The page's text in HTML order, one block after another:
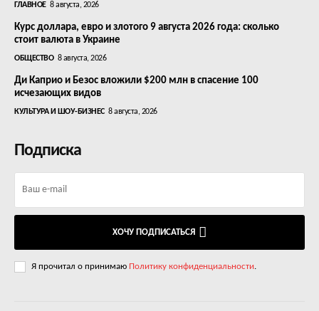
ГЛАВНОЕ 8 августа, 2026
Курс доллара, евро и злотого 9 августа 2026 года: сколько
стоит валюта в Украине
ОБЩЕСТВО 8 августа, 2026
Ди Каприо и Безос вложили $200 млн в спасение 100
исчезающих видов
КУЛЬТУРА И ШОУ-БИЗНЕС 8 августа, 2026
Подписка
ХОЧУ ПОДПИСАТЬСЯ
Я прочитал о принимаю Политику конфиденциальности.